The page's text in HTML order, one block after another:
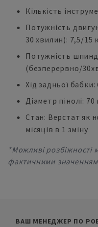
Кількість
Потужність
30 хвилин): 7,5/15
Потужність
(безперервно/
Хід задньої
Діаметр пінолі: 70
Стан: Верстат як
місяців в 1 зміну
*Можливі розбіжності
фактичними
ВАШ МЕНЕДЖЕР ПО